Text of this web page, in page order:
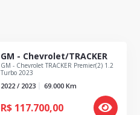
GM - Chevrolet/TRACKER
GM - Chevrolet TRACKER Premier(2) 1.2
Turbo 2023
2022 / 2023 69.000 Km
R$ 117.700,00